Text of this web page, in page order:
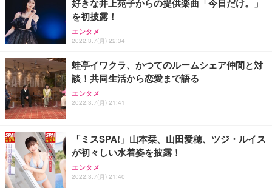
Sezlife オフィスチェア デスクチェア 疲れない テレ
ワーク チェア 強化バックレスト 30度ロッキング機
能 人間工学 椅子 腰サポート 90度跳ね上げ式アーム
レスト 3Dヘッドレスト ハンガー付き 高反発クッシ
務用 おしゃれ パソコンチェア (ブラック)
Sezlife オフィスチェア デスクチェア 疲れない テレ
ワーク チェア 強化バックレスト 30度ロッキング機
能 人間工学 椅子 腰サポート 90度跳ね上げ式アーム
務用 おしゃれ パソコンチェア (ホワイト)
ANDWINT オフィスチェア デスクチェア 肘なし メ
ッシュ 通気性 ランバーサポート付き 腰サポート ガ
ス圧無段階昇降 360度回転 キャスター付き コンパク
【純正品】27"ゲーミングモニター DualSense 充電
フック付き（CFI-ZDM1J）
￥49,979
【整備済み品】Dell E2724HS 27インチ 液晶モニタ
ー フルHD（1920×1080）VA 非光沢 HDMI/DisplayP
ort/VGA スピーカー内蔵 高さ調整 スイベル VESA対
【MiniLED/24.5inch/280Hz/FHD】GRAPHT THE S
HOOTER Gaming Monitor 24” Essential ゲーミン
グモニター QD 24.5インチ 1ms FHD 量子ドット 残
ネオ・ルーライフ ネオ・オムツ L 中型犬用 26枚入
り 単品
￥1,800
Smart Basic(スマートベーシック) 【Amazon.co.jp
限定】 Smart Basic アイリスオーヤマ ペットシーツ
超厚型 お徳用 ワイド 100枚入 (x 1) (ケース販売)
アイリスオーヤマ ペットシーツ 超厚型 お徳用 レギ
ュラー 200枚入【Amazon.co.jp限定】
好きな井上苑子からの提供楽曲「今日だけ。」
を初披露！
エンタメ
2022.3.7(月) 22:34
蛙亭イワクラ、かつてのルームシェア仲間と対
談！共同生活から恋愛まで語る
エンタメ
2022.3.7(月) 21:41
「ミスSPA!」山本栞、山田愛穂、ツジ・ルイス
が初々しい水着姿を披露！
エンタメ
2022.3.7(月) 21:40